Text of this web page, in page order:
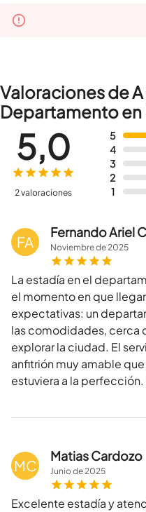
Valoraciones de
Departamento en
5
4
3
2
1
5,0
2 valoraciones
FA
Fernando Ariel
Noviembrede2025
La estadía en el
el momento en que
expectativas: un
las comodidades, cerca
explorar la ciudad. El
anfitrión muy amable
estuviera a la perfección.
MC
Matias Cardozo
Juniode2025
Excelente estadía y